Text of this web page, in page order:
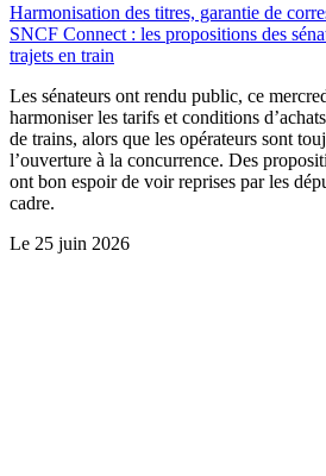
Harmonisation des titres, garantie de
SNCF Connect : les propositions des
trajets en train
Les sénateurs ont rendu public, ce
harmoniser les tarifs et conditions
de trains, alors que les opérateurs sont
l’ouverture à la concurrence. Des
ont bon espoir de voir reprises par les
cadre.
Le 25 juin 2026